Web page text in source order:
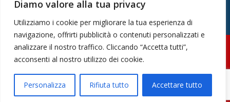
Diamo valore alla tua privacy
Utilizziamo i cookie per migliorare la tua esperienza di
navigazione, offrirti pubblicità o contenuti personalizzati e
analizzare il nostro traffico. Cliccando “Accetta tutti”,
acconsenti al nostro utilizzo dei cookie.
Personalizza Rifiuta tutto Accettare tutto
03234710642 | C.F: MSSGLC89D15L483O | REA: AV - 313130 | Domicilio
digitale: gmgmediacompany@pec.it